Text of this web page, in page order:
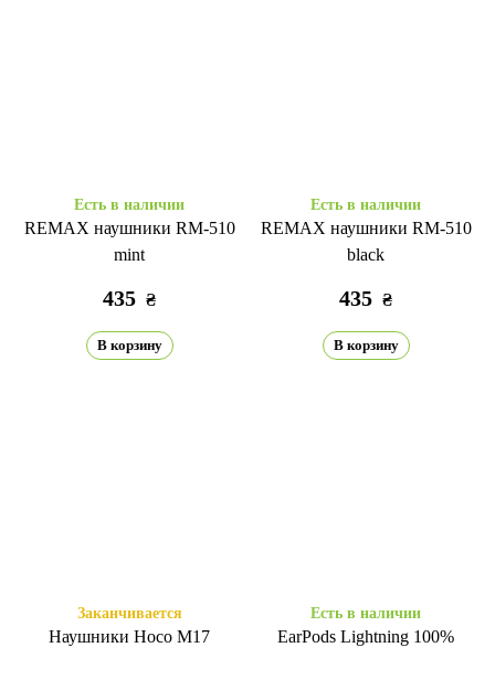
Есть в наличии
REMAX наушники RM-510
mint
435 ₴
В корзину
Есть в наличии
REMAX наушники RM-510
black
435 ₴
В корзину
Заканчивается
Наушники Hoco M17
Есть в наличии
EarPods Lightning 100%